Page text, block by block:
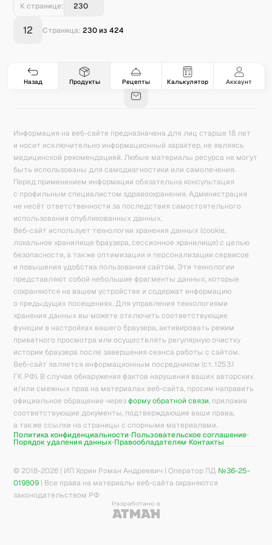
К странице:
Страница: 230из424
12
Назад Продукты Рецепты Калькулятор Аккаунт
Гастро-сеты 8 Рецепты 171 Продукты 5078 42
База знаний Калькулятор калорий
Информация на веб-сайте предназначена для лиц старше 18 лет
и носит исключительно информационный характер, не являясь
медицинской рекомендацией. Любые материалы ресурса не могут
быть использованы для самодиагностики или самолечения.
Перед применением информации обязательна консультация
с профильным специалистом здравоохранения. Администрация
не несёт ответственности за последствия самостоятельного
использования опубликованных данных.
Веб-сайт использует технологии хранения данных (cookie,
локальное хранилище браузера, сессионное хранилище) с целью
безопасности, а также оптимизации и персонализации сервисов
и повышения удобства пользования сайтом. Эти технологии
представляют собой небольшие фрагменты данных, которые
сохраняются на вашем устройстве и содержат информацию
о предыдущих посещениях. Для управления технологиями
хранения данных вы можете отключить соответствующие
функции в настройках вашего браузера, активировать режим
приватного просмотра или осуществлять регулярную очистку
истории браузера после завершения сеанса работы с сайтом.
Веб-сайт является информационным посредником (ст. 1253.1
ГК РФ). В случае обнаружения фактов нарушения ваших авторских
и/или смежных прав на материалах веб-сайта, просим направить
официальное обращение через форму обратной связи, приложив
соответствующие документы, подтверждающие ваши права,
а также ссылки на страницы с спорными материалами.
Политика конфиденциальности Пользовательское соглашение
Порядок удаления данных Правообладателям Контакты
© 2018-2026 | ИП Хорин Роман Андреевич | Оператор ПД №36-25-
019809 | Все права на материалы веб-сайта охраняются
законодательством РФ